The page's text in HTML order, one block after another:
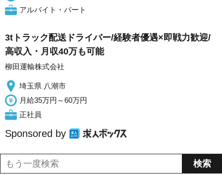
アルバイト・パート
3tトラック配送ドライバー/経験者優遇×即戦力歓迎/
高収入・月収40万も可能
柳田運輸株式会社
埼玉県 八潮市
月給35万円～60万円
正社員
Sponsored by